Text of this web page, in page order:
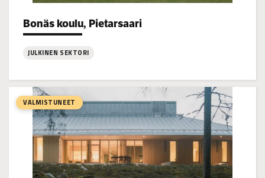
Bonäs koulu, Pietarsaari
Project types:
JULKINEN SEKTORI
Bonäs
koulu,
Pietarsaari
VALMISTUNEET